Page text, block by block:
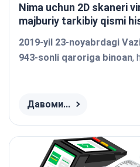
Nima uchun 2D skaneri
majburiy tarkibiy qismi
2019-yil 23-noyabrdagi
943-sonli qaroriga binoan,
Давоми...